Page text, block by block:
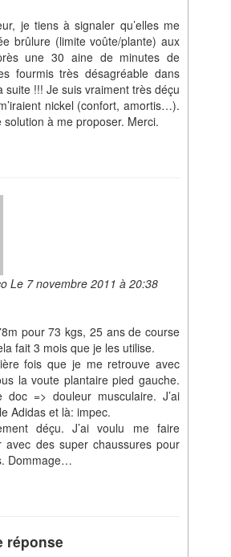
je tiens à signaler qu’elles me
brûlure (limite voûte/plante) aux
une 30 aine de minutes de
fourmis très désagréable dans
suite !!! Je suis vraiment très déçu
nickel (confort, amortis…).
à me proposer. Merci.
Le 7 novembre 2011 à 20:38
pour 73 kgs, 25 ans de course
fait 3 mois que je les utilise.
fois que je me retrouve avec
la voute plantaire pied gauche.
doc => douleur musculaire. J’ai
Adidas et là: impec.
déçu. J’ai voulu me faire
avec des super chaussures pour
Dommage…
réponse